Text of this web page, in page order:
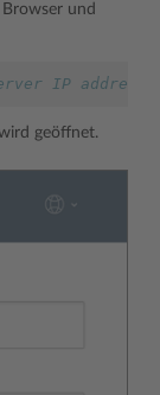
und
IP
geöffnet.